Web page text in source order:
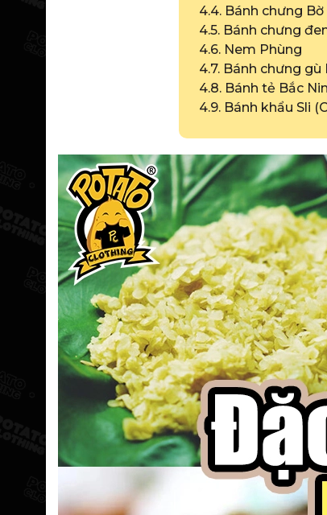
4.4. Bánh chưng
4.5. Bánh chưng
4.6. Nem Phùng
4.7. Bánh chưng gù
4.8. Bánh tẻ Bắc
4.9. Bánh khẩu Sli